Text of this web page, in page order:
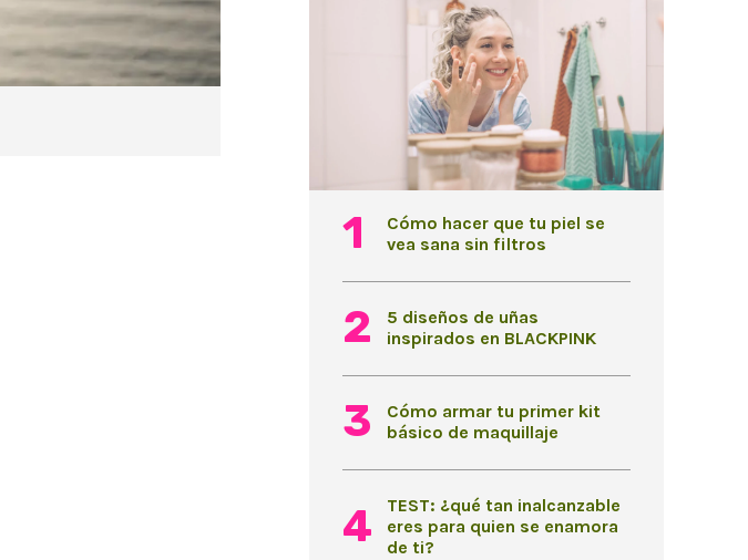
Cómo hacer que tu piel se
vea sana sin filtros
5 diseños de uñas
inspirados en BLACKPINK
Cómo armar tu primer kit
básico de maquillaje
TEST: ¿qué tan inalcanzable
eres para quien se enamora
de ti?